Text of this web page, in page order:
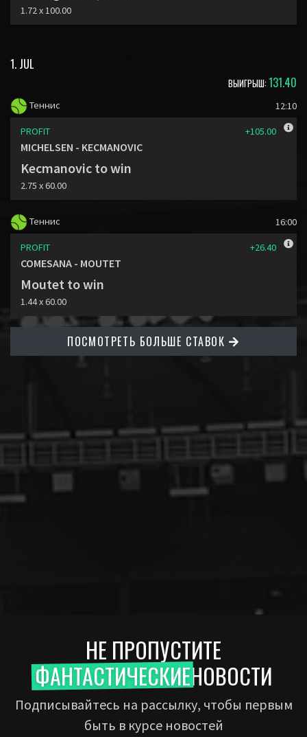
1.72 x 100.00
1. JUL
ВЫИГРЫШ: 131.40
Теннис 12:10
PROFIT +105.00
MICHELSEN - KECMANOVIC
Kecmanovic to win
2.75 x 60.00
Теннис 16:00
PROFIT +26.40
COMESANA - MOUTET
Moutet to win
1.44 x 60.00
ПОСМОТРЕТЬ БОЛЬШЕ СТАВОК
НЕ ПРОПУСТИТЕ
ФАНТАСТИЧЕСКИЕНОВОСТИ
Подписывайтесь на рассылку, чтобы первым
быть в курсе новостей